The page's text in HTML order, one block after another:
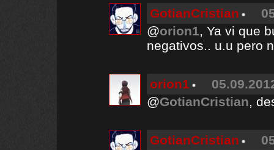
GotianCristian
@orion1, Ya vi que
negativos.. u.u pero
orion1
@GotianCristian,
GotianCristian